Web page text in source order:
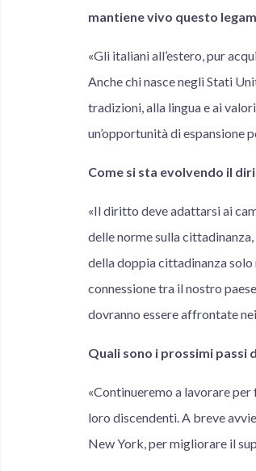
mantiene vivo questo
«Gli italiani all’estero, pur
Anche chi nasce negli Stati
tradizioni, alla lingua e ai
un’opportunità di espansione
Come si sta evolvendo il
«Il diritto deve adattarsi ai
delle norme sulla
della doppia cittadinanza solo
connessione tra il nostro
dovranno essere affrontate
Quali sono i prossimi passi
«Continueremo a lavorare
loro discendenti. A breve
New York, per migliorare il